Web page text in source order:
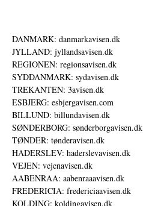
DANMARK: danmarkavisen.dk
JYLLAND: jyllandsavisen.dk
REGIONEN: regionsavisen.dk
SYDDANMARK: sydavisen.dk
TREKANTEN: 3avisen.dk
ESBJERG: esbjergavisen.com
BILLUND: billundavisen.dk
SØNDERBORG: sønderborgavisen.dk
TØNDER: tønderavisen.dk
HADERSLEV: haderslevavisen.dk
VEJEN: vejenavisen.dk
AABENRAA: aabenraaavisen.dk
FREDERICIA: fredericiaavisen.dk
KOLDING: koldingavisen.dk